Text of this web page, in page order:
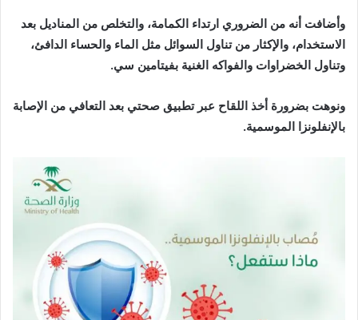
وأضافت أنه من الضروري ارتداء الكمامة، والتخلص من المناديل بعد
الاستخدام، والإكثار من تناول السوائل مثل الماء والحساء الدافئ،
وتناول الخضراوات والفواكه الغنية بفيتامين سي.
ونوهت بضرورة أخذ اللقاح عبر تطبيق صحتي بعد التعافي من الإصابة
بالإنفلونزا الموسمية.